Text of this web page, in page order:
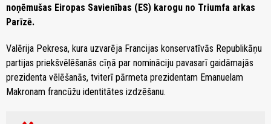
noņēmušas Eiropas Savienības (ES) karogu no Triumfa arkas
Parīzē.
Valērija Pekresa, kura uzvarēja Francijas konservatīvās Republikāņu
partijas priekšvēlēšanās cīņā par nomināciju pavasarī gaidāmajās
prezidenta vēlēšanās, tviterī pārmeta prezidentam Emanuelam
Makronam francūžu identitātes izdzēšanu.